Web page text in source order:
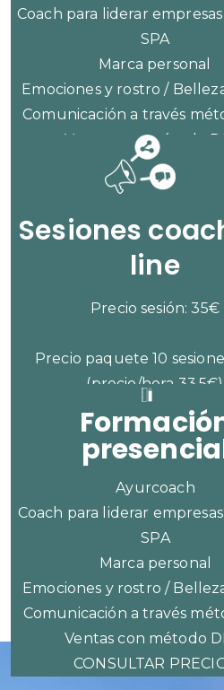
Coach para liderar
SPA
Marca personal
Emociones y rostro /
Comunicación a través
Ventas con método
CONSULTAR
Sesiones
line
Precio sesión: 35€
Precio paquete 10
(precio/hora 33,5€)
Ayurcoach
Coach para liderar
SPA
Marca personal
Emociones y rostro /
Comunicación a través
Ventas con método
CONSULTAR